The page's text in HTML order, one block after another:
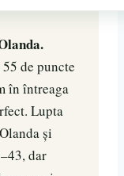
de puncte
în întreaga
Lupta
și
dar